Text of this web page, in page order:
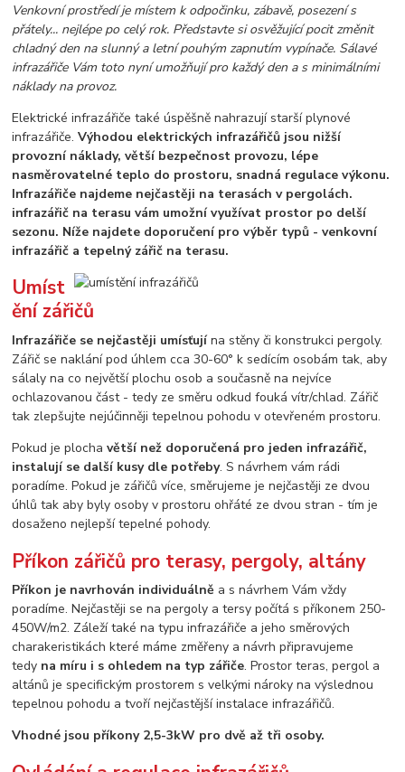
Venkovní prostředí je místem k odpočinku, zábavě, posezení s
přátely... nejlépe po celý rok. Představte si osvěžující pocit změnit
chladný den na slunný a letní pouhým zapnutím vypínače. Sálavé
infrazářiče Vám toto nyní umožňují pro každý den a s minimálními
náklady na provoz.
Elektrické infrazářiče také úspěšně nahrazují starší plynové
infrazářiče.Výhodou elektrických infrazářičů jsou nižší
provozní náklady, větší bezpečnost provozu, lépe
nasměrovatelné teplo do prostoru, snadná regulace výkonu.
Infrazářiče najdeme nejčastěji na terasách v pergolách.
infrazářič na terasu vám umožní využívat prostor po delší
sezonu. Níže najdete doporučení pro výběr typů - venkovní
infrazářič a tepelný zářič na terasu.
Umíst
ění zářičů
Infrazářiče se nejčastěji umísťujína stěny či konstrukci pergoly.
Zářič se naklání pod úhlem cca 30-60° k sedícím osobám tak, aby
sálaly na co největší plochu osob a současně na nejvíce
ochlazovanou část - tedy ze směru odkud fouká vítr/chlad. Zářič
tak zlepšujte nejúčinněji tepelnou pohodu v otevřeném prostoru.
Pokud je plochavětší než doporučená pro jeden infrazářič,
instalují se další kusy dle potřeby. S návrhem vám rádi
poradíme. Pokud je zářičů více, směrujeme je nejčastěji ze dvou
úhlů tak aby byly osoby v prostoru ohřáté ze dvou stran - tím je
dosaženo nejlepší tepelné pohody.
Příkon zářičů pro terasy, pergoly, altány
Příkon je navrhován individuálně a s návrhem Vám vždy
poradíme. Nejčastěji se na pergoly a tersy počítá s příkonem 250-
450W/m2. Záleží také na typu infrazářiče a jeho směrových
charakeristikách které máme změřeny a návrh připravujeme
tedy na míru i s ohledem na typ zářiče. Prostor teras, pergol a
altánů je specifickým prostorem s velkými nároky na výslednou
tepelnou pohodu a tvoří nejčastější instalace infrazářičů.
Vhodné jsou příkony 2,5-3kW pro dvě až tři osoby.